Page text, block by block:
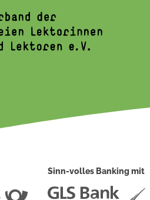
Deutsche
Sinn-volles Banking mit